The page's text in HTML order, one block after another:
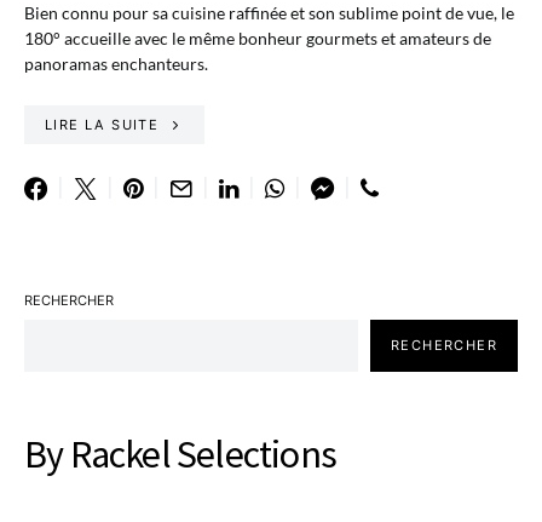
Bien connu pour sa cuisine raffinée et son sublime point de vue, le
180° accueille avec le même bonheur gourmets et amateurs de
panoramas enchanteurs.
LIRE LA SUITE
RECHERCHER
RECHERCHER
By Rackel Selections